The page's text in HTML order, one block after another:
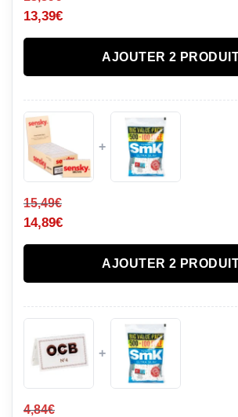
13,39€
AJOUTER 2
+
15,49€
14,89€
AJOUTER 2
+
4,84€